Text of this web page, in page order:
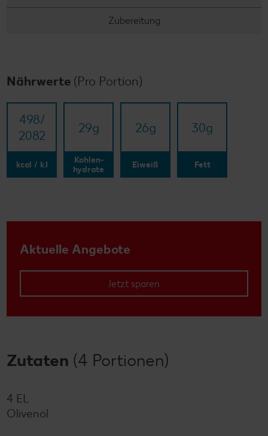
Zubereitung
Nährwerte (Pro Portion)
498/​
2082
kcal / kJ
29g
Kohlen-
hydrate
26g
Eiweiß
30g
Fett
Aktuelle Angebote
Jetzt sparen
Zutaten (4 Portionen)
4 EL
Olivenöl